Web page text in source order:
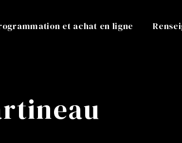
et achat en ligne